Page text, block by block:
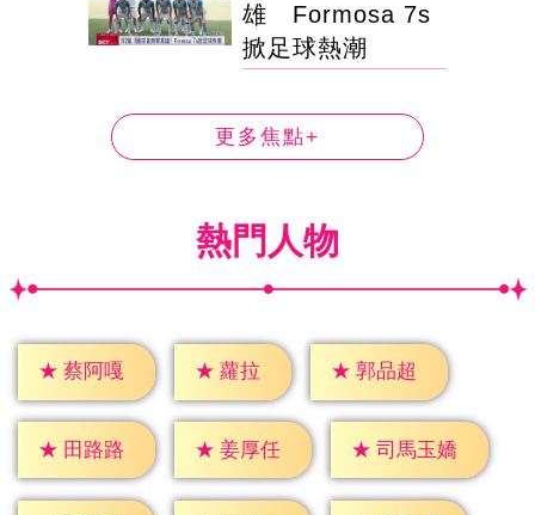
雄 Formosa 7s
掀足球熱潮
更多焦點+
熱門人物
★ 蔡阿嘎 ★ 蘿拉 ★ 郭品超
★ 田路路 ★ 姜厚任 ★ 司馬玉嬌